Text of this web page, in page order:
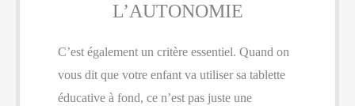
L’AUTONOMIE
C’est également un critère essentiel. Quand on
vous dit que votre enfant va utiliser sa tablette
éducative à fond, ce n’est pas juste une